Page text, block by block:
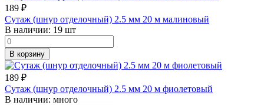
189 ₽
Сутаж (шнур отделочный) 2.5 мм 20 м малиновый
В наличии: 19 шт
В корзину
189 ₽
Сутаж (шнур отделочный) 2.5 мм 20 м фиолетовый
В наличии: много